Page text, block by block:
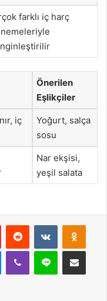
farklı iç harç
Önerilen
Eşlikçiler
iç
Yoğurt, salça
sosu
Nar ekşisi,
yeşil salata
PinterestReddit VKontakte
TelegramViber Line E-Posta ile